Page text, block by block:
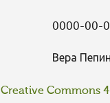
0000-00-
Вера
Creative Commons